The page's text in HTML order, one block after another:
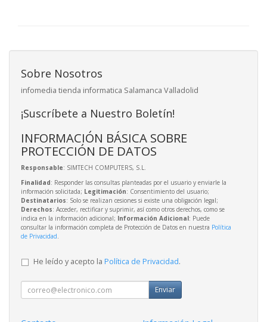
Sobre Nosotros
infomedia tienda informatica Salamanca Valladolid
¡Suscríbete a Nuestro Boletín!
INFORMACIÓN BÁSICA SOBRE
PROTECCIÓN DE DATOS
Responsable: SIMTECH COMPUTERS, S.L.
Finalidad: Responder las consultas planteadas por el usuario y enviarle la
información solicitada; Legitimación: Consentimiento del usuario;
Destinatarios: Solo se realizan cesiones si existe una obligación legal;
Derechos: Acceder, rectificar y suprimir, así como otros derechos, como se
indica en la información adicional; Información Adicional: Puede
consultar la información completa de Protección de Datos en nuestra Política
de Privacidad.
He leído y acepto la Política de Privacidad.
Enviar